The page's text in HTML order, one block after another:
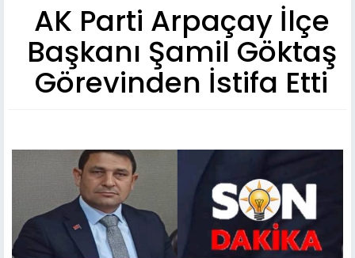
AK Parti Arpaçay İlçe
Başkanı Şamil Göktaş
Görevinden İstifa Etti